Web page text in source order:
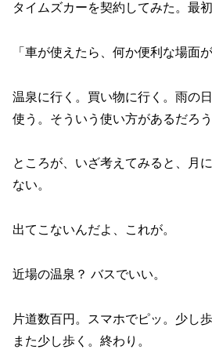
タイムズカーを契約してみた。最
「車が使えたら、何か便利な場面
温泉に行く。買い物に行く。雨の
使う。そういう使い方があるだろう
ところが、いざ考えてみると、月
ない。
出てこないんだよ、これが。
近場の温泉？ バスでいい。
片道数百円。スマホでピッ。少し
また少し歩く。終わり。